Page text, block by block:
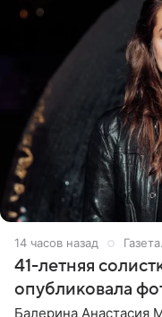
14 часов назад
41-летняя
опубликовала
Балерина Анастасия